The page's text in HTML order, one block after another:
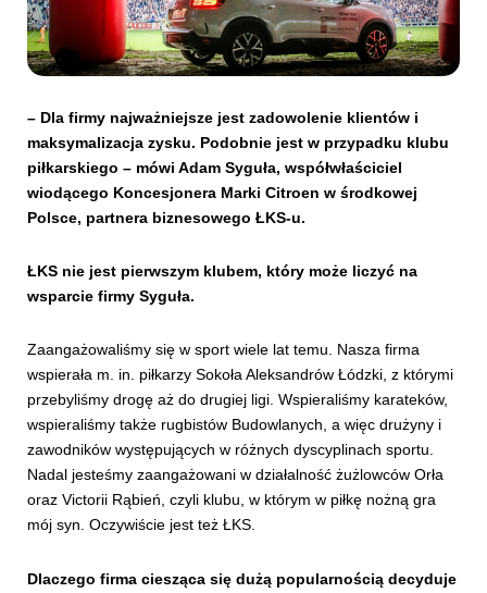
SKLEP KUP BILET
– Dla firmy najważniejsze jest zadowolenie klientów i
maksymalizacja zysku. Podobnie jest w przypadku klubu
piłkarskiego – mówi Adam Syguła, współwłaściciel
wiodącego Koncesjonera Marki Citroen w środkowej
Polsce, partnera biznesowego ŁKS-u.
ŁKS nie jest pierwszym klubem, który może liczyć na
wsparcie firmy Syguła.
Zaangażowaliśmy się w sport wiele lat temu. Nasza firma
wspierała m. in. piłkarzy Sokoła Aleksandrów Łódzki, z którymi
przebyliśmy drogę aż do drugiej ligi. Wspieraliśmy karateków,
wspieraliśmy także rugbistów Budowlanych, a więc drużyny i
zawodników występujących w różnych dyscyplinach sportu.
Nadal jesteśmy zaangażowani w działalność żużlowców Orła
oraz Victorii Rąbień, czyli klubu, w którym w piłkę nożną gra
mój syn. Oczywiście jest też ŁKS.
Dlaczego firma ciesząca się dużą popularnością decyduje